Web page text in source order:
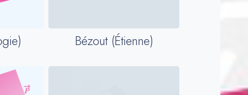
Bézout (Étienne)